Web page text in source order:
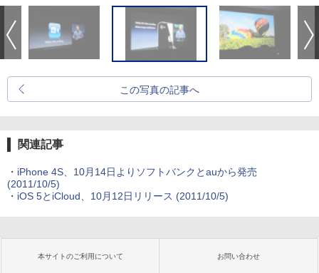
この写真の記事へ
関連記事
・ iPhone 4S、10月14日よりソフトバンクとauから発売
(2011/10/5)
・ iOS 5とiCloud、10月12日リリース (2011/10/5)
本サイトのご利用について お問い合わせ